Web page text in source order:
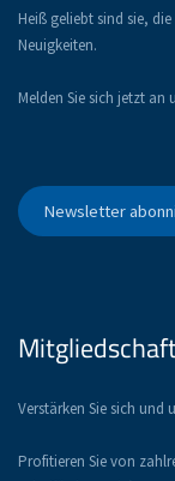
Heiß geliebt sind sie,
Neuigkeiten.
Melden Sie sich jetzt an
Newsletter
Verstärken Sie sich und
Profitieren Sie von